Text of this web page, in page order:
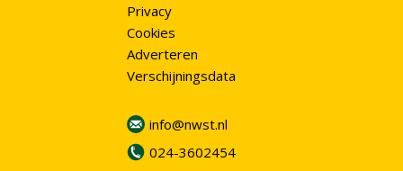
Privacy
Cookies
Adverteren
Verschijningsdata
info@nwst.nl
024-3602454